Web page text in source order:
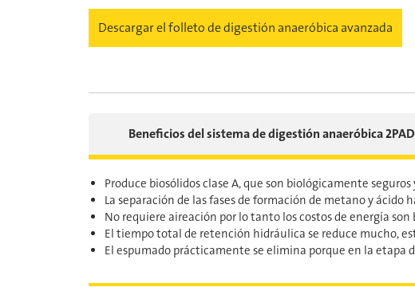
Descargar el folleto de digestión anaeróbica avanzada
Beneficios del sistema de digestión anaeróbica 2PAD
Produce biosólidos clase A, que son biológicamente
La separación de las fases de formación de metano y
No requiere aireación por lo tanto los costos de energía son
El tiempo total de retención hidráulica se reduce mucho,
El espumado prácticamente se elimina porque en la etapa